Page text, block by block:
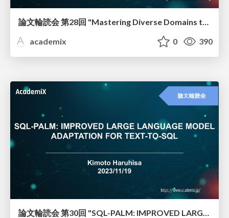
論文輪読会 第28回 "Mastering Diverse Domains through World Models"
academix
0 390